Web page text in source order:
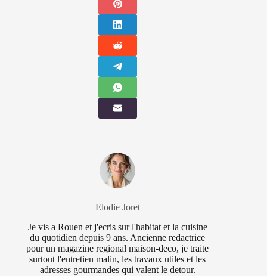
Elodie Joret
Je vis a Rouen et j'ecris sur l'habitat et la cuisine
du quotidien depuis 9 ans. Ancienne redactrice
pour un magazine regional maison-deco, je traite
surtout l'entretien malin, les travaux utiles et les
adresses gourmandes qui valent le detour.